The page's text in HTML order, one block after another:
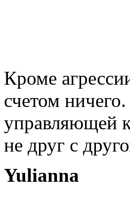
Кроме
счетом
управляющей
не друг с
Yulianna